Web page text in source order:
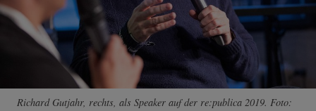
Richard Gutjahr, rechts, als Speaker auf der re:publica 2019. Foto: